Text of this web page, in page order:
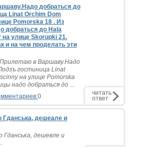
добраться до
Linat Orchim Dom
Pomorska 18 . Из
добраться до Hala
на улице Skorupki 21.
и на чем проделать эти
в Варшаву.Надо
гостиница Linat
на улице Pomorska
надо добраться до ...
0 читать
ответ
Гданська, дешеале и
Гданська, дешевле и